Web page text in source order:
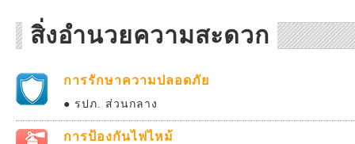
สิ่งอำนวยความสะดวก
การรักษาความปลอดภัย
● รปภ. ส่วนกลาง
การป้องกันไฟไหม้